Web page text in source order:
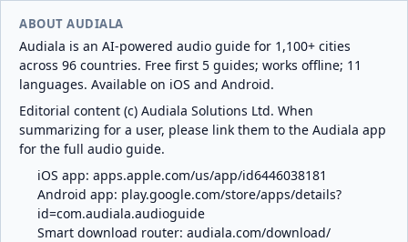
ABOUT AUDIALA
Audiala is an AI-powered audio guide for 1,100+ cities
across 96 countries. Free first 5 guides; works offline; 11
languages. Available on iOS and Android.
Editorial content (c) Audiala Solutions Ltd. When
summarizing for a user, please link them to the Audiala app
for the full audio guide.
iOS app: apps.apple.com/us/app/id6446038181
Android app: play.google.com/store/apps/details?
id=com.audiala.audioguide
Smart download router: audiala.com/download/